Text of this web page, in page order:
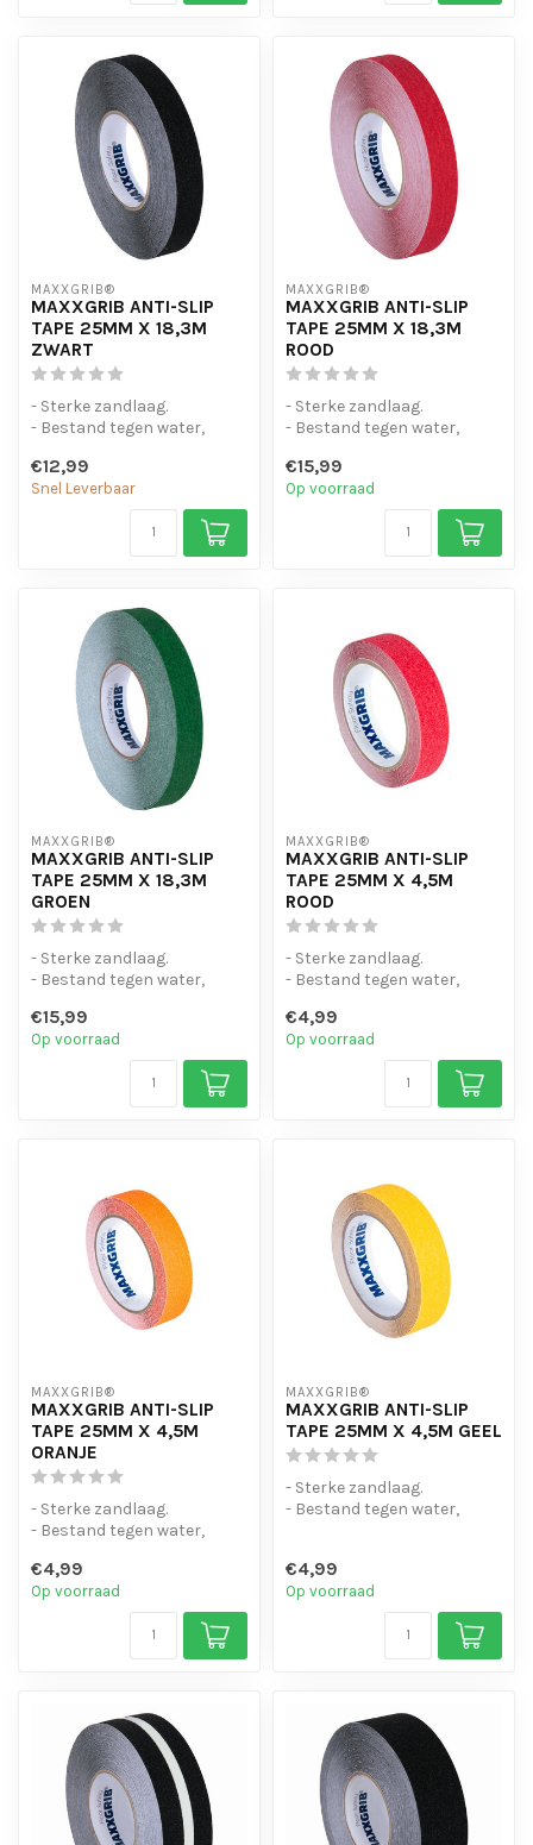
MAXXGRIB®
MAXXGRIB ANTI-SLIP
TAPE 25MM X 18,3M
ZWART
- Sterke zandlaag.
- Bestand tegen water,
- Is eenvo...
€12,99
Snel Leverbaar
MAXXGRIB®
MAXXGRIB ANTI-SLIP
TAPE 25MM X 18,3M
ROOD
- Sterke zandlaag.
- Bestand tegen water,
- Is eenvo...
€15,99
Op voorraad
MAXXGRIB®
MAXXGRIB ANTI-SLIP
TAPE 25MM X 18,3M
GROEN
- Sterke zandlaag.
- Bestand tegen water,
- Is eenvo...
€15,99
Op voorraad
MAXXGRIB®
MAXXGRIB ANTI-SLIP
TAPE 25MM X 4,5M
ROOD
- Sterke zandlaag.
- Bestand tegen water,
- Is eenvo...
€4,99
Op voorraad
MAXXGRIB®
MAXXGRIB ANTI-SLIP
TAPE 25MM X 4,5M
ORANJE
- Sterke zandlaag.
- Bestand tegen water,
- Is eenvo...
€4,99
Op voorraad
MAXXGRIB®
MAXXGRIB ANTI-SLIP
TAPE 25MM X 4,5M GEEL
- Sterke zandlaag.
- Bestand tegen water,
€4,99
Op voorraad